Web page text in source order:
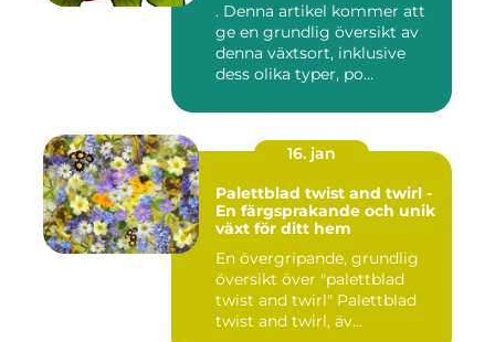
som kallas Palettblad River
Walk
. Denna artikel kommer att
ge en grundlig översikt av
denna växtsort, inklusive
dess olika typer, po...
16. jan
Palettblad twist and twirl -
En färgsprakande och unik
växt för ditt hem
En övergripande, grundlig
översikt över "palettblad
twist and twirl" Palettblad
twist and twirl, äv...